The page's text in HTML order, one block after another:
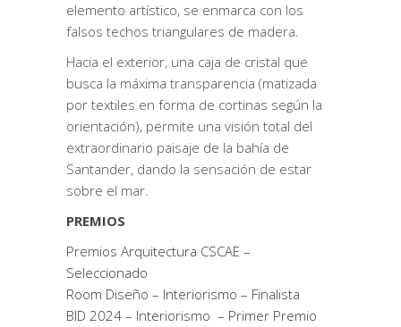
elemento artístico, se enmarca con los
falsos techos triangulares de madera.
Hacia el exterior, una caja de cristal que
busca la máxima transparencia (matizada
por textiles en forma de cortinas según la
orientación), permite una visión total del
extraordinario paisaje de la bahía de
Santander, dando la sensación de estar
sobre el mar.
PREMIOS
Premios Arquitectura CSCAE –
Seleccionado
Room Diseño – Interiorismo – Finalista
BID 2024 – Interiorismo – Primer Premio